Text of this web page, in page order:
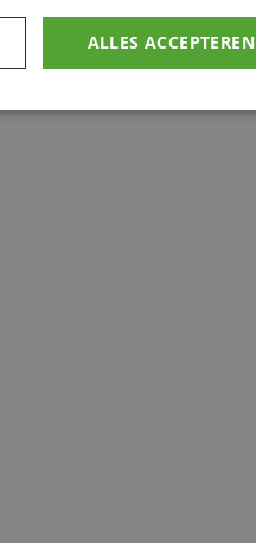
ALLES ACCEPTEREN